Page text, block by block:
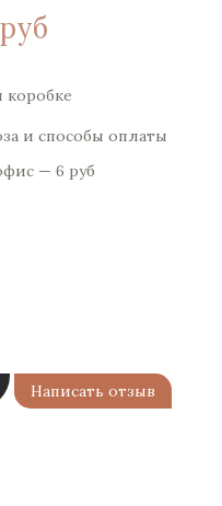
и способы оплаты
— 6 pуб
Написать отзыв